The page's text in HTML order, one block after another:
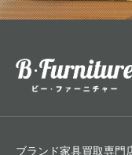
ブランド家具買取専門